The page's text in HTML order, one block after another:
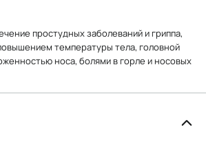
простудных заболеваний и гриппа,
температуры тела, головной
носа, болями в горле и носовых